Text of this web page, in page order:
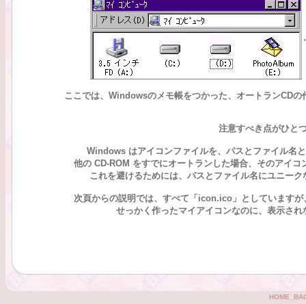
ここでは、Windowsのメモ帳をつかった、オートランCD
注意すべき点がひと
Windows はアイコンファイルを、パスとファイル名
他の CD-ROM をすでにオートランした場合、そのアイ
これを避けるためには、パスとファイル名にユニー
次頁からの説明では、すべて「icon.ico」としています
せっかく作ったマイアイコンなのに、表示さ